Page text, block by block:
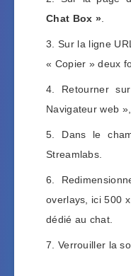
Chat Box »
Sur la ligne
« Copier » deux
Retourner
Navigateur web
Dans le
Streamlabs.
overlays, ici 500
dédié au chat.
Verrouiller la